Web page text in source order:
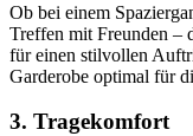
Ob bei einem
Treffen mit Freunden –
für einen stilvollen
Garderobe optimal für
3. Tragekomfort